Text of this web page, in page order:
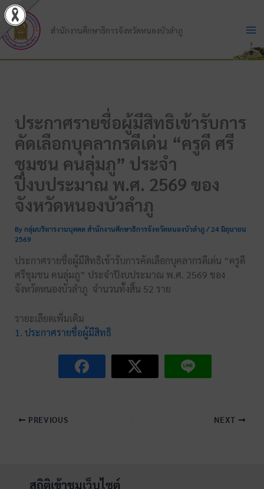
Skip
to
content
สำนักงานศึกษาธิการจังหวัดหนองบัวลำภู
ประกาศรายชื่อผู้มีสิทธิเข้ารับการ
คัดเลือกบุคลากรดีเด่น “ครูดี ศรี
ชุมชน คนลุ่มภู” ประจำ
ปีงบประมาณ พ.ศ. 2569 ของ
จังหวัดหนองบัวลำภู
Byกลุ่มบริหารงานบุคคล สำนักงานศึกษาธิการจังหวัดหนองบัวลำภู/24 มิถุนายน
2569
ประกาศรายชื่อผู้มีสิทธิเข้ารับการคัดเลือกบุคลากรดีเด่น “ครูดี
ศรีชุมชน คนลุ่มภู” ประจำปีงบประมาณ พ.ศ. 2569 ของ
จังหวัดหนองบัวลำภู จำนวนทั้งสิ้น 52 ราย
รายะเลียดเพิ่มเติม
1. ประกาศรายชื่อผู้มีสิทธิ
PREVIOUS NEXT
สถิติเข้าชมเว็บไซต์